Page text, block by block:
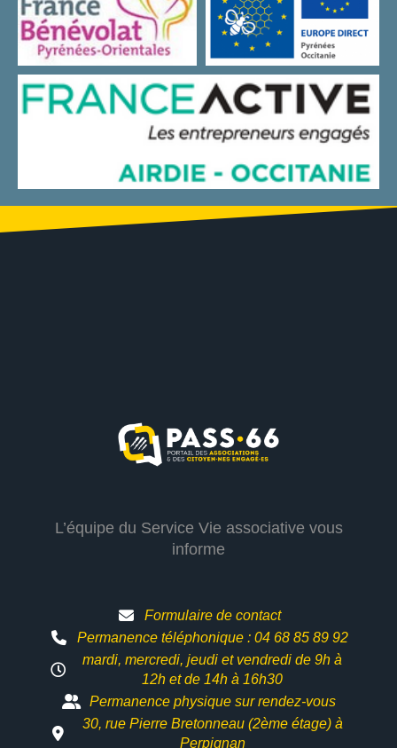
L’équipe du Service Vie associative vous
informe
Formulaire de contact
Permanence téléphonique : 04 68 85 89 92
mardi, mercredi, jeudi et vendredi de 9h à
12h etde 14h à 16h30
Permanence physique sur rendez-vous
30, rue Pierre Bretonneau (2ème étage) à
Perpignan